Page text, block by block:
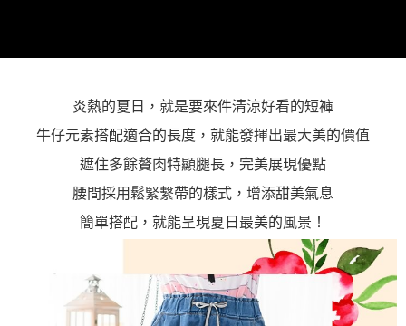
炎熱的夏日，就是要來件清涼好看的短褲
牛仔元素搭配適合的長度，就能發揮出最大美的價值
遮住多餘贅肉特顯腿長，完美展現優點
腰間採用鬆緊繫帶的樣式，增添甜美氣息
簡單搭配，就能呈現夏日最美的風景！